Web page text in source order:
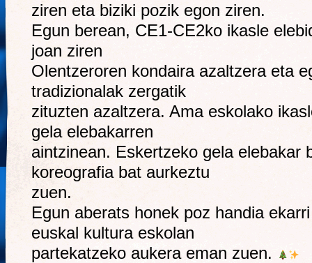
ziren eta biziki pozik egon ziren.
Egun berean, CE1-CE2ko ikasle
joan ziren
Olentzeroren kondaira azaltzera eta
tradizionalak zergatik
zituzten azaltzera. Ama eskolako
gela elebakarren
aintzinean. Eskertzeko gela elebakar
koreografia bat aurkeztu
zuen.
Egun aberats honek poz handia
euskal kultura eskolan
partekatzeko aukera eman zuen.